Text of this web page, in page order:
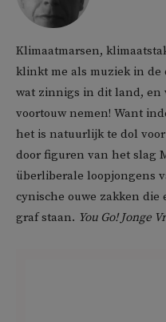
Klimaatmarsen,
klinkt me als muziek in de
wat zinnigs in dit land, en
voortouw nemen! Want
het is natuurlijk te dol
door figuren van het slag
überliberale loopjongens
cynische ouwe zakken
graf staan. You Go!Jonge